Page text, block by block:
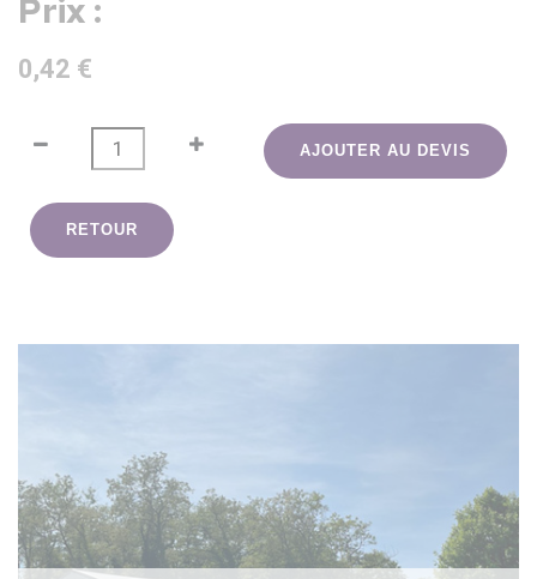
Prix :
0,42 €
AJOUTER AU DEVIS
RETOUR